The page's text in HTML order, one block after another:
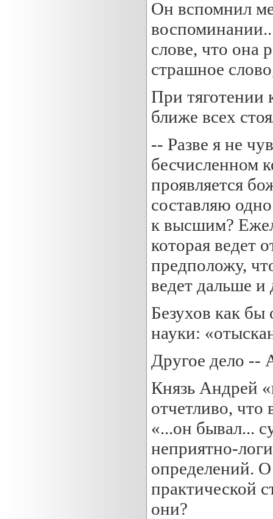
Он вспомнил
слове, что она
страшное
При тяготении
ближе всех
-- Разве я не
бесчисленном
проявляется
составляю
к высшим?
которая ведет
предположу,
ведет дальше и
Безухов как
науки:
Другое дело --
Князь Андрей
отчетливо, что
«...он бывал...
неприятно-
определений.
практической
они?